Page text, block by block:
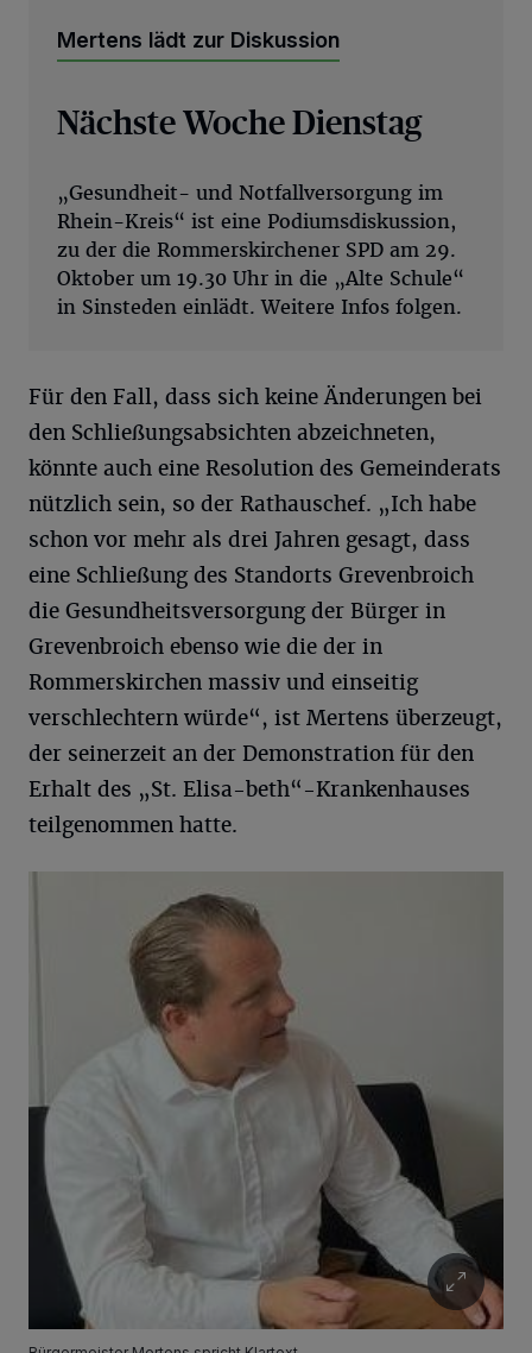
Mertens lädt zur Diskussion
Nächste Woche Dienstag
„Gesundheit- und Notfallversorgung im
Rhein-Kreis“ ist eine Podiumsdiskussion,
zu der die Rommerskirchener SPD am 29.
Oktober um 19.30 Uhr in die „Alte Schule“
in Sinsteden einlädt. Weitere Infos folgen.
Für den Fall, dass sich keine Änderungen bei
den Schließungsabsichten abzeichneten,
könnte auch eine Resolution des Gemeinderats
nützlich sein, so der Rathauschef. „Ich habe
schon vor mehr als drei Jahren gesagt, dass
eine Schließung des Standorts Grevenbroich
die Gesundheitsversorgung der Bürger in
Grevenbroich ebenso wie die der in
Rommerskirchen massiv und einseitig
verschlechtern würde“, ist Mertens überzeugt,
der seinerzeit an der Demonstration für den
Erhalt des „St. Elisa-beth“-Krankenhauses
teilgenommen hatte.